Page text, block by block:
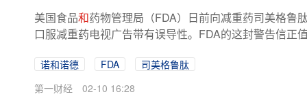
美国食品和药物管理局（FDA）日前向减重药司美格鲁
口服减重药电视广告带有误导性。FDA的这封警告信正
诺和诺德 FDA
司美格鲁肽
第一财经
02-10 16:28